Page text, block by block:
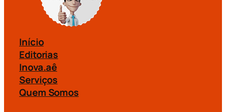
Início
Editorias
Inova.aê
Serviços
Quem Somos